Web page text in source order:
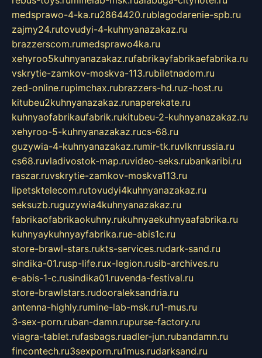
medsprawo-4-ka.ru2864420.rublagodarenie-spb.ru
zajmy24.rutovudyi-4-kuhnyanazakaz.ru
brazzerscom.rumedsprawo4ka.ru
xehyroo5kuhnyanazakaz.rufabrikayfabrikaefabrika.ru
vskrytie-zamkov-moskva-113.rubiletnadom.ru
zed-online.rupimchax.rubrazzers-hd.ruz-host.ru
kitubeu2kuhnyanazakaz.runaperekate.ru
kuhnyaofabrikaufabrik.rukitubeu-2-kuhnyanazakaz.ru
xehyroo-5-kuhnyanazakaz.rucs-68.ru
guzywia-4-kuhnyanazakaz.rumir-tk.ruvlknrussia.ru
cs68.ruvladivostok-map.ruvideo-seks.rubankaribi.ru
raszar.ruvskrytie-zamkov-moskva113.ru
lipetsktelecom.rutovudyi4kuhnyanazakaz.ru
seksuzb.ruguzywia4kuhnyanazakaz.ru
fabrikaofabrikaokuhny.rukuhnyaekuhnyaafabrika.ru
kuhnyaykuhnyayfabrika.rue-abis1c.ru
store-brawl-stars.rukts-services.rudark-sand.ru
sindika-01.rusp-life.rux-legion.rusib-archives.ru
e-abis-1-c.rusindika01.ruvenda-festival.ru
store-brawlstars.rudooraleksandria.ru
antenna-highly.rumine-lab-msk.ru1-mus.ru
3-sex-porn.ruban-damn.rupurse-factory.ru
viagra-tablet.rufasbags.ruadler-jun.rubandamn.ru
fincontech.ru3sexporn.ru1mus.rudarksand.ru